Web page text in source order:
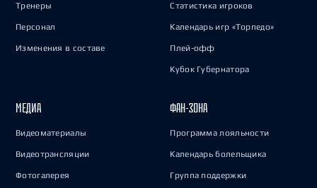
Тренеры
Персонал
Изменения в составе
Статистика игроков
Календарь игр «Торпедо»
Плей-офф
Кубок Губернатора
МЕДИА
Видеоматериалы
Видеотрансляции
Фотогалерея
ФАН-ЗОНА
Программа лояльности
Календарь болельщика
Группа поддержки